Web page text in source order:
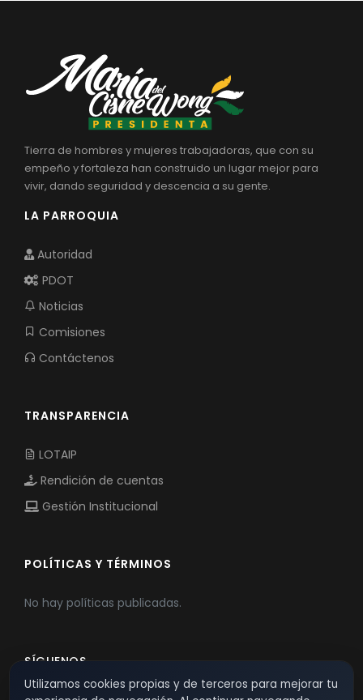
Tierra de hombres y mujeres trabajadoras, que con su
empeño y fortaleza han construido un lugar mejor para
vivir, dando seguridad y descencia a su gente.
LA PARROQUIA
Autoridad
PDOT
Noticias
Comisiones
Contáctenos
TRANSPARENCIA
LOTAIP
Rendición de cuentas
Gestión Institucional
POLÍTICAS Y TÉRMINOS
No hay políticas publicadas.
SÍGUENOS
Utilizamos cookies propias y de terceros para mejorar tu